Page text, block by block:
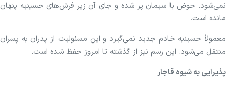
نمی‌شود. حوض با سیمان پر شده و جای آن زیر فرش‌های حسینیه پنهان
مانده است.
معمولاً حسینیه خادم جدید نمی‌گیرد و این مسئولیت از پدران به پسران
منتقل می‌شود. این رسم نیز از گذشته تا امروز حفظ شده است.
پذیرایی به شیوه قاجار